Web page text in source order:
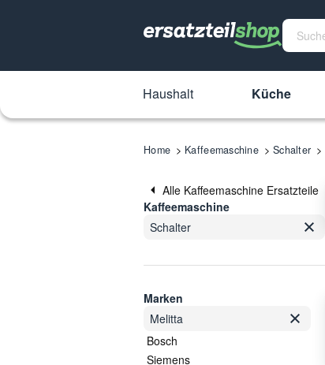
Haushalt Küche
Home Kaffeemaschine Schalter
Alle Kaffeemaschine Ersatzteile
Kaffeemaschine
Schalter
Marken
Melitta
Bosch
Siemens